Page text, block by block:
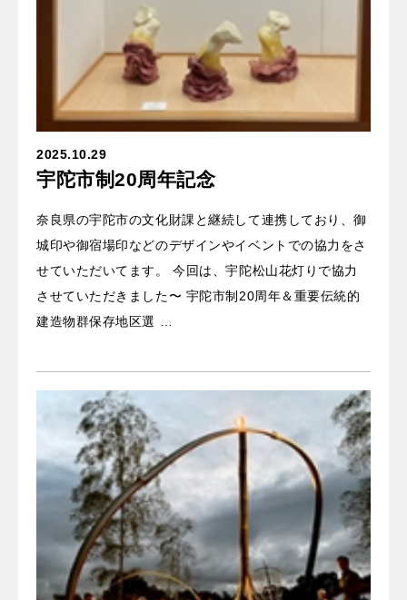
2025.10.29
宇陀市制20周年記念
奈良県の宇陀市の文化財課と継続して連携しており、御
城印や御宿場印などのデザインやイベントでの協力をさ
せていただいてます。 今回は、宇陀松山花灯りで協力
させていただきました〜 宇陀市制20周年＆重要伝統的
建造物群保存地区選 …